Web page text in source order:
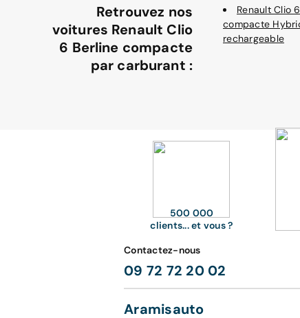
Retrouvez nos
voitures Renault Clio
6 Berline compacte
par carburant :
Renault Clio
compacte
rechargeable
500 000
clients... et vous ?
Contactez-nous
09 72 72 20 02
Aramisauto